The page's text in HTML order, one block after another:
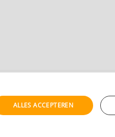
ALLES ACCEPTEREN